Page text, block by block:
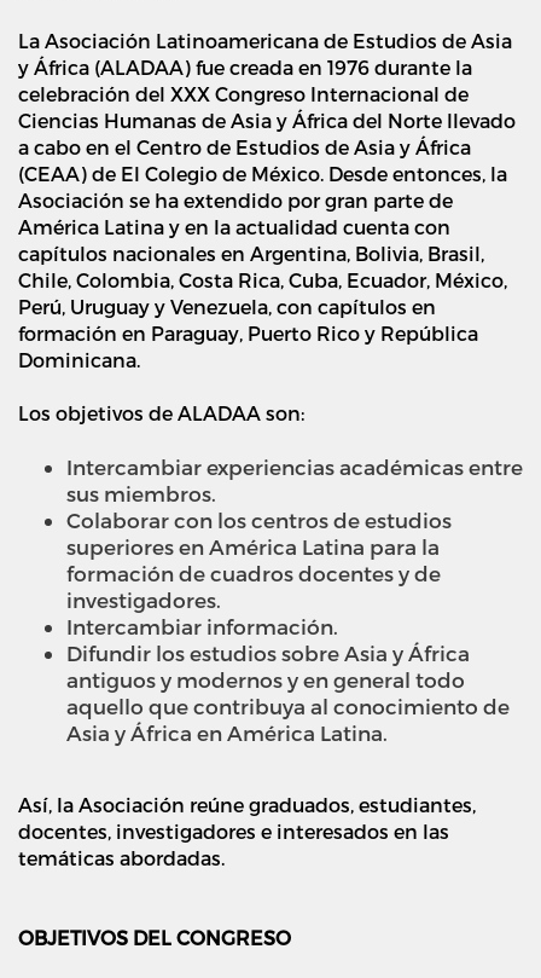
La Asociación Latinoamericana de Estudios de Asia
y África (ALADAA) fue creada en 1976 durante la
celebración del XXX Congreso Internacional de
Ciencias Humanas de Asia y África del Norte llevado
a cabo en el Centro de Estudios de Asia y África
(CEAA) de El Colegio de México. Desde entonces, la
Asociación se ha extendido por gran parte de
América Latina y en la actualidad cuenta con
capítulos nacionales en Argentina, Bolivia, Brasil,
Chile, Colombia, Costa Rica, Cuba, Ecuador, México,
Perú, Uruguay y Venezuela, con capítulos en
formación en Paraguay, Puerto Rico y República
Dominicana.
Los objetivos de ALADAA son:
Intercambiar experiencias académicas entre
sus miembros.
Colaborar con los centros de estudios
superiores en América Latina para la
formación de cuadros docentes y de
investigadores.
Intercambiar información.
Difundir los estudios sobre Asia y África
antiguos y modernos y en general todo
aquello que contribuya al conocimiento de
Asia y África en América Latina.
Así, la Asociación reúne graduados, estudiantes,
docentes, investigadores e interesados en las
temáticas abordadas.
OBJETIVOS DEL CONGRESO